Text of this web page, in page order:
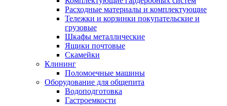
Расходные материалы и комплектующие
Тележки и корзинки покупательские и
грузовые
Шкафы металлические
Ящики почтовые
Скамейки
Клининг
Поломоечные машины
Оборудование для общепита
Водоподготовка
Гастроемкости